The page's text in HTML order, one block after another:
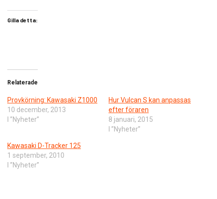
Gilla detta:
Relaterade
Provkörning: Kawasaki Z1000
10 december, 2013
I ”Nyheter”
Hur Vulcan S kan anpassas
efter föraren
8 januari, 2015
I ”Nyheter”
Kawasaki D-Tracker 125
1 september, 2010
I ”Nyheter”